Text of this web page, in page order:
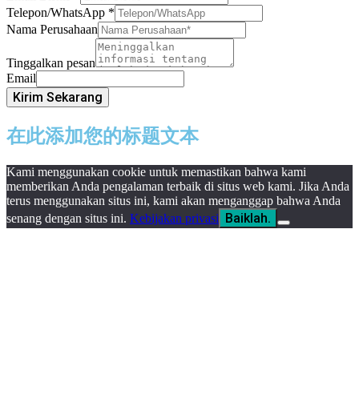
Telepon/WhatsApp *
Nama Perusahaan
Tinggalkan pesan
Email
Kirim Sekarang
在此添加您的标题文本
Kami menggunakan cookie untuk memastikan bahwa kami
memberikan Anda pengalaman terbaik di situs web kami. Jika Anda
terus menggunakan situs ini, kami akan menganggap bahwa Anda
senang dengan situs ini. Kebijakan privasi Baiklah.